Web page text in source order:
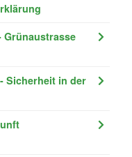
Grünaustrasse
Sicherheit in der